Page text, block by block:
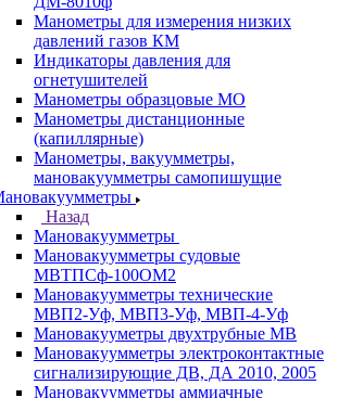
Манометры для измерения низких
давлений газов КМ
Индикаторы давления для
огнетушителей
Манометры образцовые МО
Манометры дистанционные
(капиллярные)
Манометры, вакуумметры,
мановакуумметры самопишущие
Назад
Мановакуумметры
Мановакуумметры судовые
МВТПСф-100ОМ2
Мановакуумметры технические
МВП2-Уф, МВП3-Уф, МВП-4-Уф
Мановакууметры двухтрубные МВ
Мановакуумметры электроконтактные
сигнализирующие ДВ, ДА 2010, 2005
Мановакуумметры аммиачные